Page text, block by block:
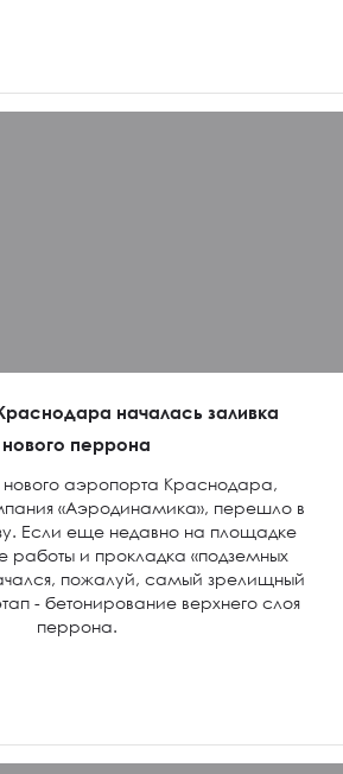
началась заливка
нового перрона
нового аэропорта Краснодара,
«Аэродинамика», перешло в
Если еще недавно на площадке
работы и прокладка «подземных
пожалуй, самый зрелищный
- бетонирование верхнего слоя
перрона.